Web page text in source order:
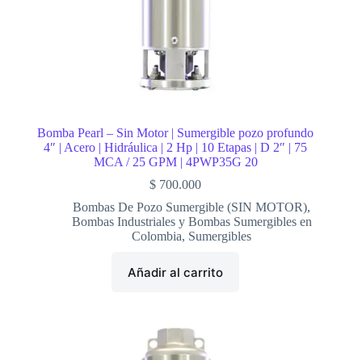
Bomba Pearl – Sin Motor | Sumergible pozo profundo
4″ | Acero | Hidráulica | 2 Hp | 10 Etapas | D 2″ | 75
MCA / 25 GPM | 4PWP35G 20
$ 700.000
Bombas De Pozo Sumergible (SIN MOTOR),
Bombas Industriales y Bombas Sumergibles en
Colombia, Sumergibles
Añadir al carrito